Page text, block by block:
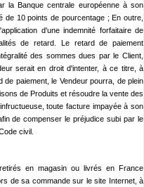
la Banque centrale européenne à son
de 10 points de pourcentage ; En outre,
d'une indemnité forfaitaire de
de retard. Le retard de paiement
des sommes dues par le Client,
serait en droit d'intenter, à ce titre, à
paiement, le Vendeur pourra, de plein
de Produits et résoudre la vente des
toute facture impayée à son
de compenser le préjudice subi par le
civil.
en magasin ou livrés en France
de sa commande sur le site Internet, à